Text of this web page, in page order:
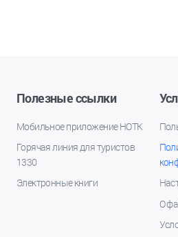
Полезные ссылки
Мобильное приложение НОТК
Горячая линия для туристов
1330
Электронные книги
О